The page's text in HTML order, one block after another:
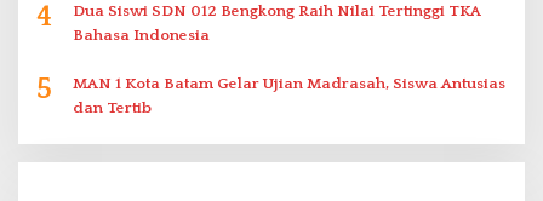
4
Dua Siswi SDN 012 Bengkong Raih Nilai Tertinggi TKA
Bahasa Indonesia
5
MAN 1 Kota Batam Gelar Ujian Madrasah, Siswa Antusias
dan Tertib